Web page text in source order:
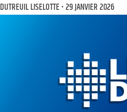
DUTREUIL LISELOTTE 29 JANVIER 2026